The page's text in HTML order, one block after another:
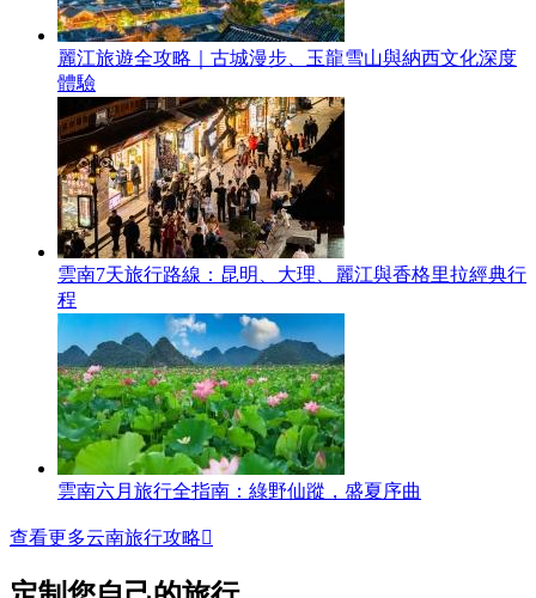
麗江旅遊全攻略｜古城漫步、玉龍雪山與納西文化深度
體驗
雲南7天旅行路線：昆明、大理、麗江與香格里拉經典行
程
雲南六月旅行全指南：綠野仙蹤，盛夏序曲
查看更多云南旅行攻略